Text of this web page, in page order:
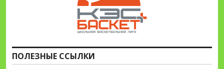
ПОЛЕЗНЫЕ ССЫЛКИ